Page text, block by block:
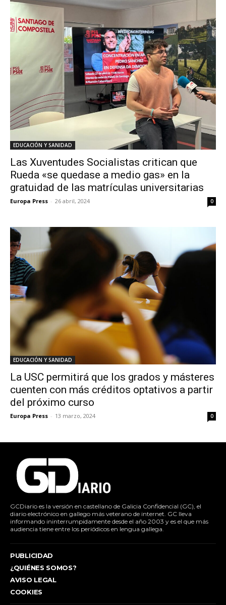
EDUCACIÓN Y SANIDAD
Las Xuventudes Socialistas critican que
Rueda «se quedase a medio gas» en la
gratuidad de las matrículas universitarias
Europa Press - 26 abril, 2024 0
EDUCACIÓN Y SANIDAD
La USC permitirá que los grados y másteres
cuenten con más créditos optativos a partir
del próximo curso
Europa Press - 13 marzo, 2024 0
GCDiario es la versión en castellano de Galicia Confidencial (GC), el
diario electrónico en gallego más veterano de internet. GC lleva
informando ininterrumpidamente desde el año 2003 y es el que más
audiencia tiene entre los periódicos en lengua gallega.
PUBLICIDAD
¿QUIÉNES SOMOS?
AVISO LEGAL
COOKIES